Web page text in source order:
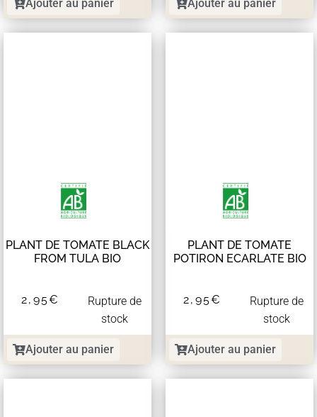
Ajouter au panier Ajouter au panier
PLANT DE TOMATE BLACK
FROM TULA BIO
2,95€
Rupture de
stock
Ajouter au panier
PLANT DE TOMATE
POTIRON ECARLATE BIO
2,95€
Rupture de
stock
Ajouter au panier